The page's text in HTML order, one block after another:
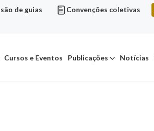
de guias Convenções coletivas
Cursos e Eventos Publicações Notícias